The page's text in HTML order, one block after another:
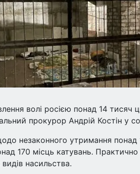
волі росією понад 14 тисяч
прокурор Андрій Костін у
незаконного утримання понад
170 місць катувань. Практично
насильства.